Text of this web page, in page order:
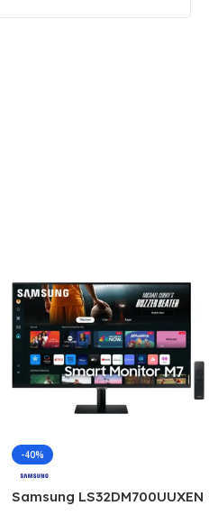
-40%
Samsung LS32DM700UUXEN